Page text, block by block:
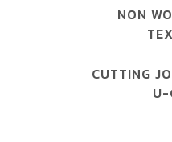
NON
CUTTING
U-